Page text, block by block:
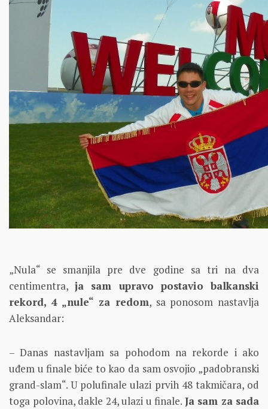
„Nula“ se smanjila pre dve godine sa tri na dva
centimentra,ja sam upravo postavio balkanski
rekord, 4 „nule“ za redom, sa ponosom nastavlja
Aleksandar:
– Danas nastavljam sa pohodom na rekorde i ako
uđem u finale biće to kao da sam osvojio „padobranski
grand-slam“. U polufinale ulazi prvih 48 takmičara, od
toga polovina, dakle 24, ulazi u finale. Ja sam za sada